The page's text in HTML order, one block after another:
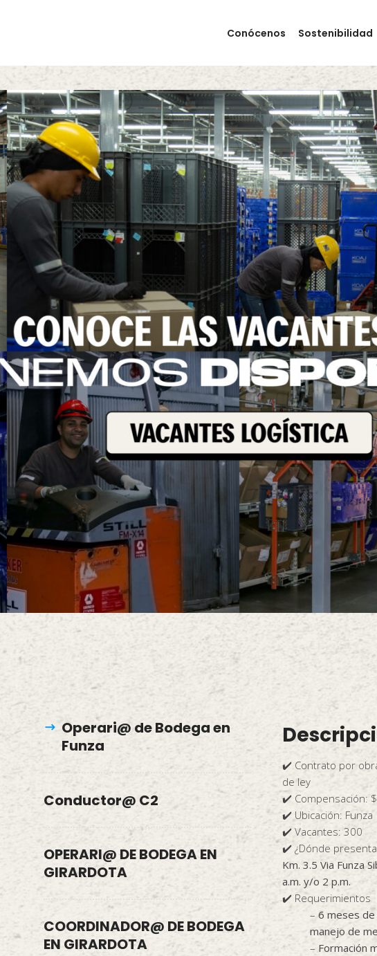
Conócenos Sostenibilidad
Operari@ de Bodega en
Funza
Conductor@ C2
OPERARI@ DE BODEGA EN
GIRARDOTA
COORDINADOR@ DE BODEGA
EN GIRARDOTA
✔️ Contrato por
de ley
✔️ Compensación:
✔️ Ubicación: Funza
✔️ Vacantes: 300
✔️ ¿Dónde
Km. 3.5 Via Funza
a.m. y/o 2 p.m.
✔️ Requerimientos
– 6 meses
manejo de
– Formación